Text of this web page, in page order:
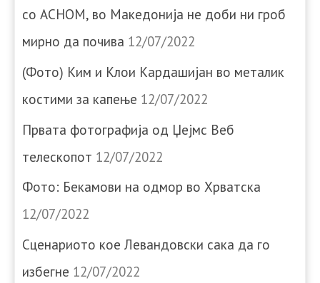
со АСНОМ, во Македонија не доби ни гроб
мирно да почива 12/07/2022
(Фото) Ким и Клои Кардашијан во металик
костими за капење 12/07/2022
Првата фотографија од Џејмс Веб
телескопот 12/07/2022
Фото: Бекамови на одмор во Хрватска
12/07/2022
Сценариото кое Левандовски сака да го
избегне 12/07/2022